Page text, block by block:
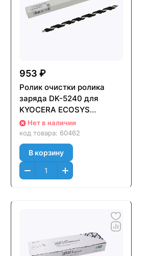
953 ₽
Ролик очистки ролика
заряда DK-5240 для
KYOCERA ECOSYS
PA3500cx/PA4000cx/
(CET), CET241028
Нет в наличии
код товара: 60462
В корзину